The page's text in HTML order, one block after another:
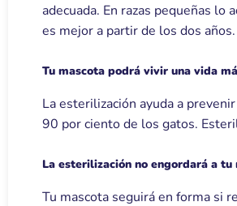
adecuada. En razas pequeñas
es mejor a partir de los dos años.
Tu mascota podrá vivir una vida
La esterilización ayuda a
90 por ciento de los gatos.
La esterilización no engordará a tu
Tu mascota seguirá en forma si